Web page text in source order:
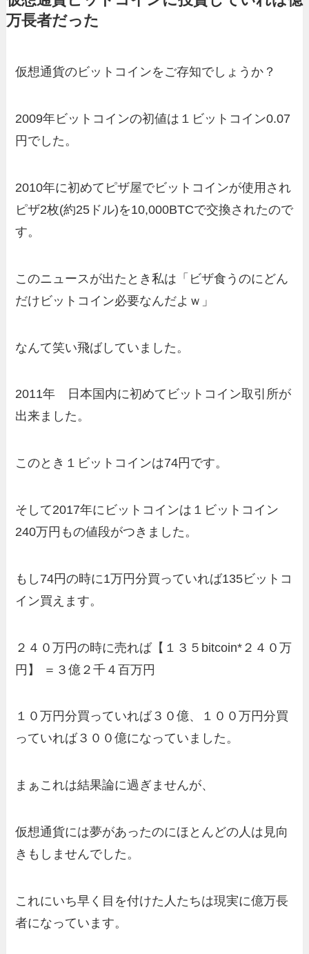
万長者だった
仮想通貨のビットコインをご存知でしょうか？
2009年ビットコインの初値は１ビットコイン0.07
円でした。
2010年に初めてピザ屋でビットコインが使用され
ピザ2枚(約25ドル)を10,000BTCで交換されたので
す。
このニュースが出たとき私は「ビザ食うのにどん
だけビットコイン必要なんだよｗ」
なんて笑い飛ばしていました。
2011年
日本国内に初めてビットコイン取引所が
出来ました。
このとき１ビットコインは74円です。
そして2017年にビットコインは１ビットコイン
240万円もの値段がつきました。
もし74円の時に1万円分買っていれば135ビットコ
イン買えます。
２４０万円の時に売れば【１３５bitcoin*２４０万
円】 ＝３億２千４百万円
１０万円分買っていれば３０億、１００万円分買
っていれば３００億になっていました。
まぁこれは結果論に過ぎませんが、
仮想通貨には夢があったのにほとんどの人は見向
きもしませんでした。
これにいち早く目を付けた人たちは現実に億万長
者になっています。